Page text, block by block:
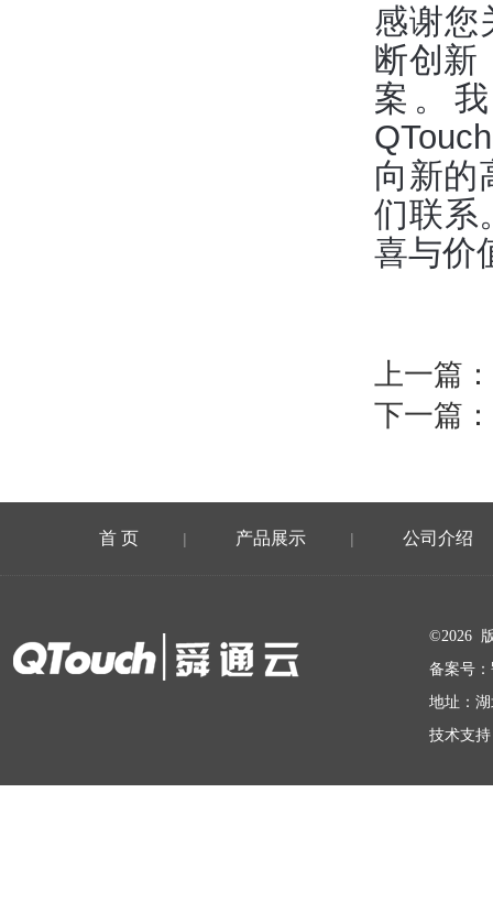
感谢您
断创新
案。
向新的
们联系
喜与价
上一篇：
下一篇：
首 页 | 产品展示 | 公司介绍
©2026
备案号：
地址：
技术支